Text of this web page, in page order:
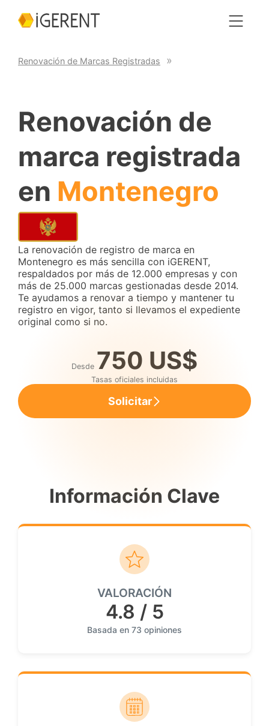
Renovación de Marcas Registradas
Renovación de
marca registrada
en Montenegro
La renovación de registro de marca en
Montenegro es más sencilla con iGERENT,
respaldados por más de 12.000 empresas y con
más de 25.000 marcas gestionadas desde 2014.
Te ayudamos a renovar a tiempo y mantener tu
registro en vigor, tanto si llevamos el expediente
original como si no.
Desde 750 US$
Tasas oficiales incluidas
Solicitar
Información Clave
VALORACIÓN
4.8 / 5
Basada en 73 opiniones